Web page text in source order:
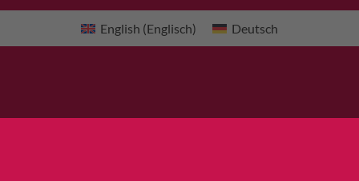
English (Englisch) Deutsch